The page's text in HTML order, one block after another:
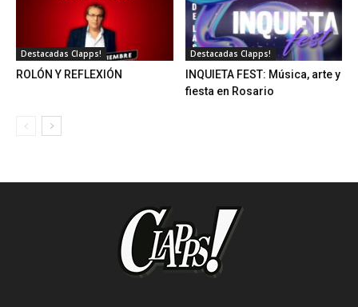
Destacadas Clapps!
ROLÓN Y REFLEXIÓN
Destacadas Clapps!
INQUIETA FEST: Música, arte y
fiesta en Rosario